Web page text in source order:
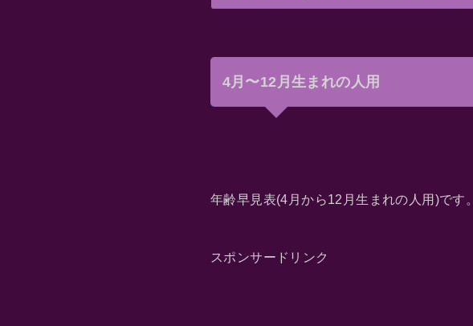
4月〜12月生まれの人用
年齢早見表(4月から12月生まれの人用)です。
スポンサードリンク